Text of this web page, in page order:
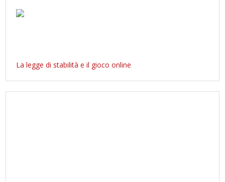
La legge di stabilità e il gioco online